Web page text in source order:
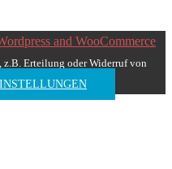
Erteilung oder Widerruf von